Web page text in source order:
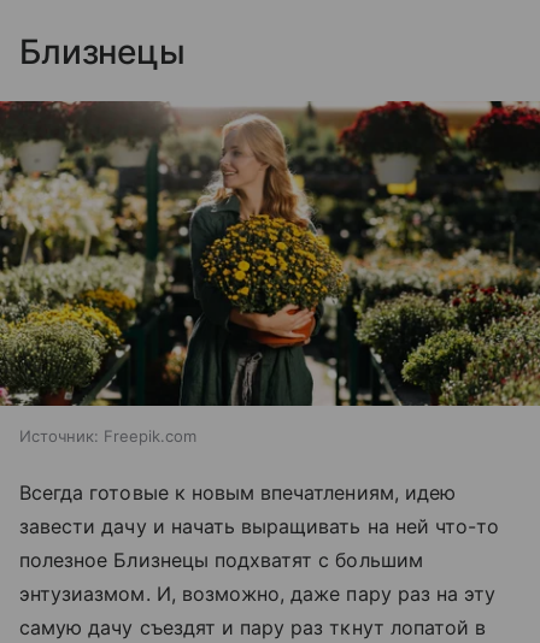
Близнецы
Источник: Freepik.com
Всегда готовые к новым впечатлениям, идею
завести дачу и начать выращивать на ней что-то
полезное Близнецы подхватят с большим
энтузиазмом. И, возможно, даже пару раз на эту
самую дачу съездят и пару раз ткнут лопатой в